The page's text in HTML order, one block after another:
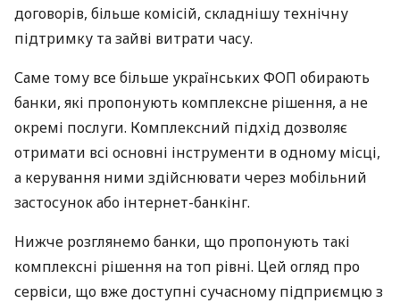
договорів, більше комісій, складнішу технічну
підтримку та зайві витрати часу.
Саме тому все більше українських ФОП обирають
банки, які пропонують комплексне рішення, а не
окремі послуги. Комплексний підхід дозволяє
отримати всі основні інструменти в одному місці,
а керування ними здійснювати через мобільний
застосунок або інтернет-банкінг.
Нижче розглянемо банки, що пропонують такі
комплексні рішення на топ рівні. Цей огляд про
сервіси, що вже доступні сучасному підприємцю з